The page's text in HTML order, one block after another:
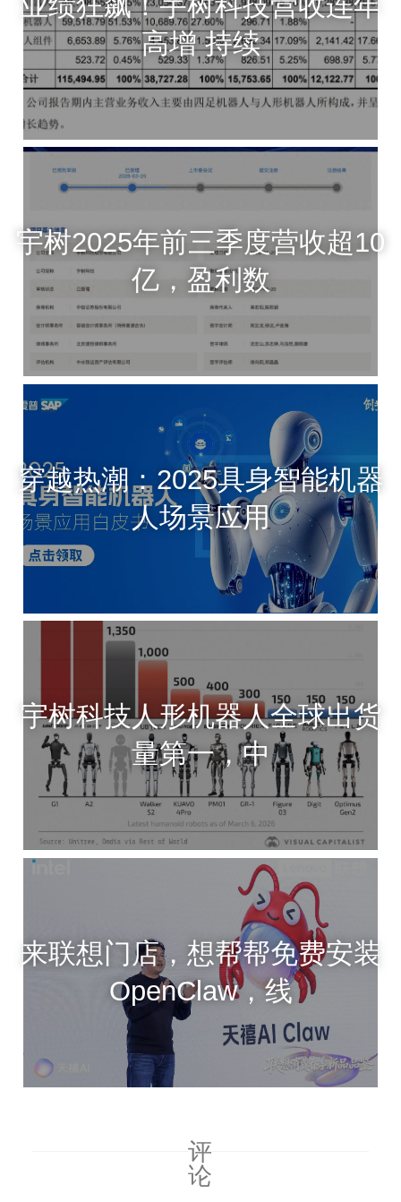
高增 持续
宇树2025年前三季度营收超10
亿，盈利数
穿越热潮：2025具身智能机器
人场景应用
宇树科技人形机器人全球出货
量第一，中
来联想门店，想帮帮免费安装
OpenClaw，线
评
论